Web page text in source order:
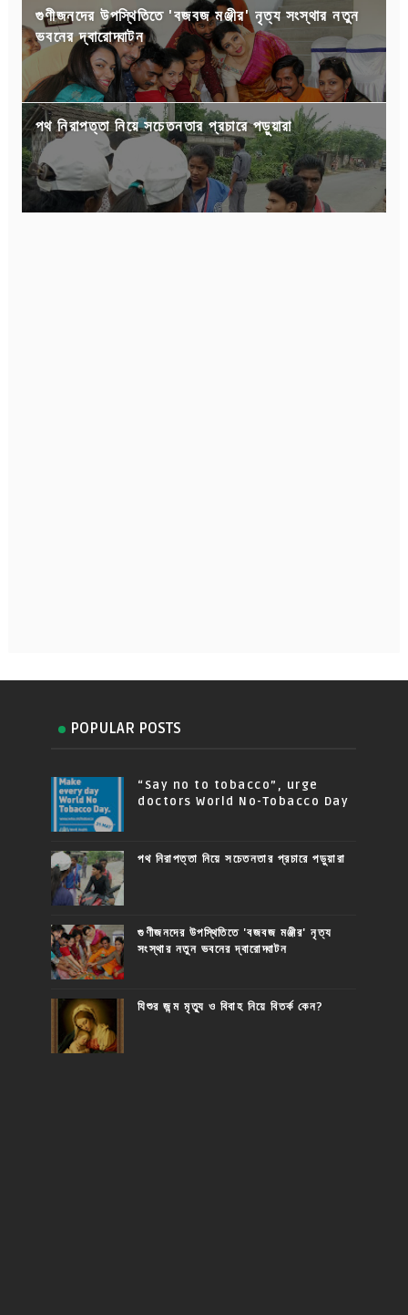
গুণীজনদের উপস্থিতিতে 'বজবজ মঞ্জীর' নৃত্য সংস্থার নতুন
ভবনের দ্বারোদ্ঘাটন
পথ নিরাপত্তা নিয়ে সচেতনতার প্রচারে পড়ুয়ারা
POPULAR POSTS
“Say no to tobacco”, urge
doctors World No-Tobacco Day
পথ নিরাপত্তা নিয়ে সচেতনতার প্রচারে পড়ুয়ারা
গুণীজনদের উপস্থিতিতে 'বজবজ মঞ্জীর' নৃত্য
সংস্থার নতুন ভবনের দ্বারোদ্ঘাটন
যিশুর জন্ম মৃত্যু ও বিবাহ নিয়ে বিতর্ক কেন?